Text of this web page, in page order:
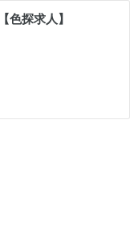
色探求人】